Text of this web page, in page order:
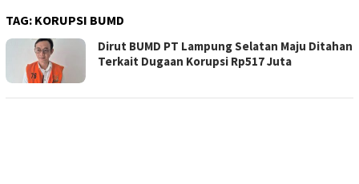
TAG: KORUPSI BUMD
Dirut BUMD PT Lampung Selatan Maju Ditahan
Terkait Dugaan Korupsi Rp517 Juta